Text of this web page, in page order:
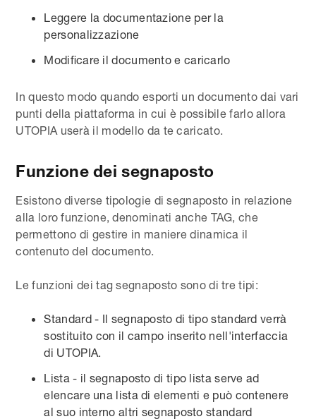
Leggere la documentazione per la
personalizzazione
Modificare il documento e caricarlo
In questo modo quando esporti un documento dai vari
punti della piattaforma in cui è possibile farlo allora
UTOPIA userà il modello da te caricato.
Funzione dei segnaposto
Esistono diverse tipologie di segnaposto in relazione
alla loro funzione, denominati anche TAG, che
permettono di gestire in maniere dinamica il
contenuto del documento.
Le funzioni dei tag segnaposto sono di tre tipi:
Standard - Il segnaposto di tipo standard verrà
sostituito con il campo inserito nell'interfaccia
di UTOPIA.
Lista - il segnaposto di tipo lista serve ad
elencare una lista di elementi e può contenere
al suo interno altri segnaposto standard